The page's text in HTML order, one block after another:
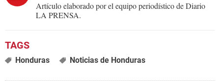
Artículo elaborado por el equipo periodístico de Diario
LA PRENSA.
Honduras Noticias de Honduras